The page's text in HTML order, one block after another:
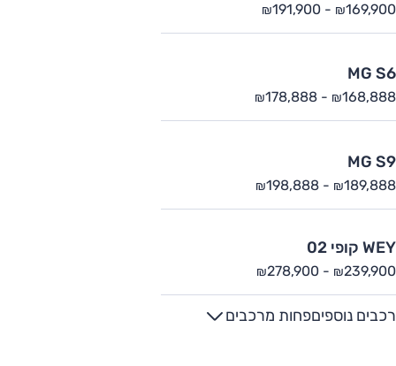
₪169,900
-
₪191,900
MG S6
₪168,888
-
₪178,888
MG S9
₪189,888
-
₪198,888
WEY קופי 02
₪239,900
-
₪278,900
רכבים נוספיםפחות מרכבים